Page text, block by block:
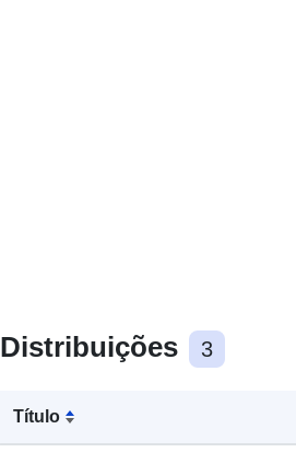
Distribuições 3
Título